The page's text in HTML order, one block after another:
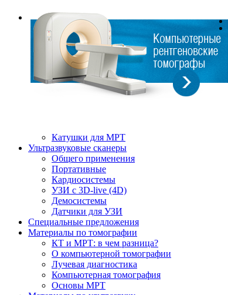
Катушки для МРТ
Ультразвуковые сканеры
Общего применения
Портативные
Кардиосистемы
УЗИ с 3D-live (4D)
Демосистемы
Датчики для УЗИ
Cпециальные предложения
Материалы по томографии
КТ и МРТ: в чем разница?
О компьютерной томографии
Лучевая диагностика
Компьютерная томография
Основы МРТ